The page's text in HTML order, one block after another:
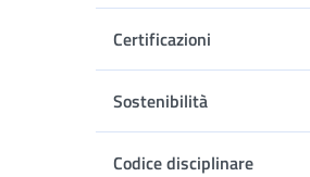
Certificazioni
Sostenibilità
Apri
Codice disciplinare